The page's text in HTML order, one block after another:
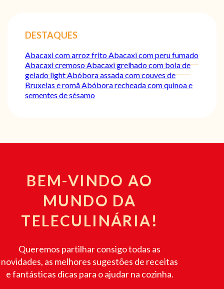
DESTAQUES
Abacaxi com arroz fritoAbacaxi com peru fumado
Abacaxi cremosoAbacaxi grelhado com bola de
gelado lightAbóbora assada com couves de
Bruxelas e romãAbóbora recheada com quinoa e
sementes de sésamo
BEM-VINDO AO
MUNDO DA
TELECULINÁRIA!
Queremos partilhar consigo todas as
novidades, as melhores sugestões de receitas
e fantásticas dicas para o ajudar na cozinha.